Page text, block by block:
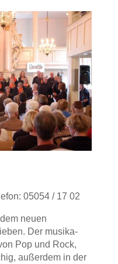
05054 / 17 02
neuen
Der musika­
Pop und Rock,
außerdem in der